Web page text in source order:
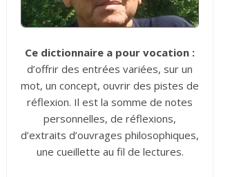
Ce dictionnaire a pour vocation :
d’offrir des entrées variées, sur un
mot, un concept, ouvrir des pistes de
réflexion. Il est la somme de notes
personnelles, de réflexions,
d’extraits d’ouvrages philosophiques,
une cueillette au fil de lectures.